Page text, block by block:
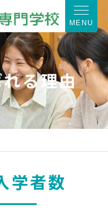
MENU
る理由
学者数